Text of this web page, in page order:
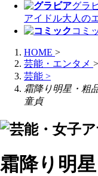
グラ
アイドル大人の
コミ
HOME >
芸能・エンタメ >
芸能 >
霜降り明星・粗
童貞
霜降り明